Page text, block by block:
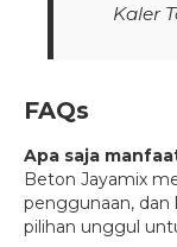
Kaler
FAQs
Apa saja
Beton Jayamix
penggunaan,
pilihan unggul